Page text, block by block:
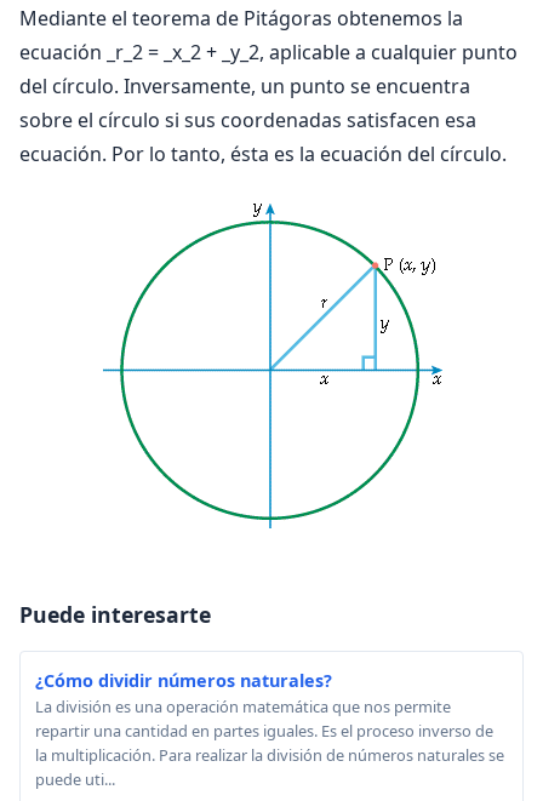
Mediante el teorema de Pitágoras obtenemos la
ecuación _r_2 = _x_2 + _y_2, aplicable a cualquier punto
del círculo. Inversamente, un punto se encuentra
sobre el círculo si sus coordenadas satisfacen esa
ecuación. Por lo tanto, ésta es la ecuación del círculo.
Puede interesarte
¿Cómo dividir números naturales?
La división es una operación matemática que nos permite
repartir una cantidad en partes iguales. Es el proceso inverso de
la multiplicación. Para realizar la división de números naturales se
puede uti...